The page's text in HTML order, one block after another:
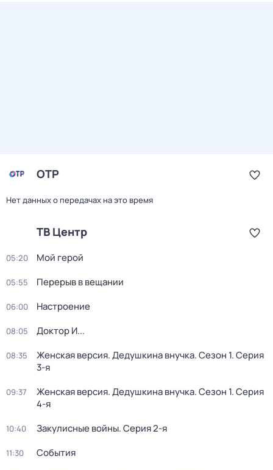
ОТР
Нет данных о передачах на это время
ТВ Центр
05:20 Мой герой
05:55 Перерыв в вещании
06:00 Настроение
08:05 Доктор И...
08:35 Женская версия. Дедушкина внучка. Сезон 1. Серия
3-я
09:37 Женская версия. Дедушкина внучка. Сезон 1. Серия
4-я
10:40 Закулисные войны. Серия 2-я
11:30 События